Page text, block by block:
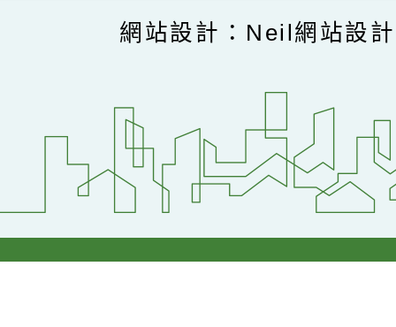
網站設計：Neil網站設